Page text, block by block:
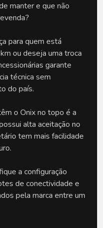
manter e que não
para quem está
ou deseja uma troca
garante
técnica sem
do país.
o Onix no topo é a
alta aceitação no
tem mais facilidade
a configuração
de conectividade e
pela marca entre um